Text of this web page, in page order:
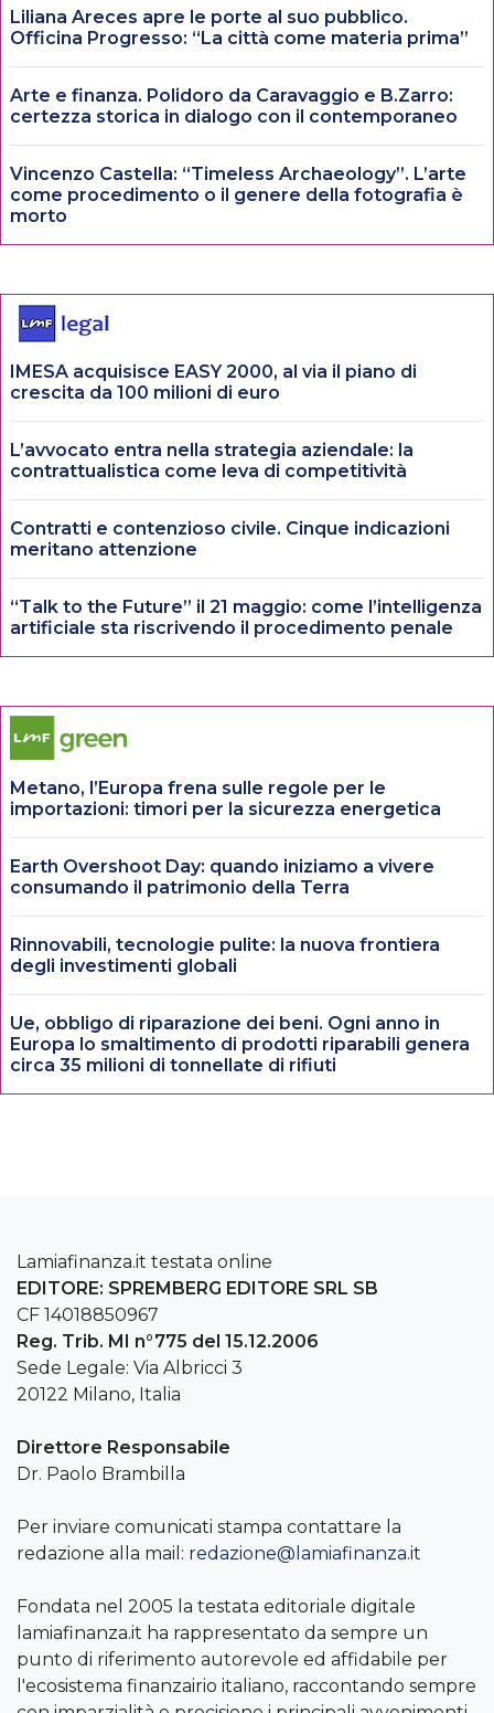
Liliana Areces apre le porte al suo pubblico.
Officina Progresso: “La città come materia prima”
Arte e finanza. Polidoro da Caravaggio e B.Zarro:
certezza storica in dialogo con il contemporaneo
Vincenzo Castella: “Timeless Archaeology”. L’arte
come procedimento o il genere della fotografia è
morto
IMESA acquisisce EASY 2000, al via il piano di
crescita da 100 milioni di euro
L’avvocato entra nella strategia aziendale: la
contrattualistica come leva di competitività
Contratti e contenzioso civile. Cinque indicazioni
meritano attenzione
“Talk to the Future” il 21 maggio: come l’intelligenza
artificiale sta riscrivendo il procedimento penale
Metano, l’Europa frena sulle regole per le
importazioni: timori per la sicurezza energetica
Earth Overshoot Day: quando iniziamo a vivere
consumando il patrimonio della Terra
Rinnovabili, tecnologie pulite: la nuova frontiera
degli investimenti globali
Ue, obbligo di riparazione dei beni. Ogni anno in
Europa lo smaltimento di prodotti riparabili genera
circa 35 milioni di tonnellate di rifiuti
Lamiafinanza.it testata online
EDITORE: SPREMBERG EDITORE SRL SB
CF 14018850967
Reg. Trib. MI n°775 del 15.12.2006
Sede Legale: Via Albricci 3
20122 Milano, Italia
Direttore Responsabile
Dr. Paolo Brambilla
Per inviare comunicati stampa contattare la
redazione alla mail: redazione@lamiafinanza.it
Fondata nel 2005 la testata editoriale digitale
lamiafinanza.it ha rappresentato da sempre un
punto di riferimento autorevole ed affidabile per
l'ecosistema finanzairio italiano, raccontando sempre